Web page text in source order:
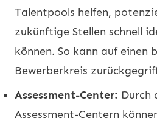
Talentpools helfen,
zukünftige Stellen schnell
können. So kann auf einen
Bewerberkreis
Assessment-Center: Durch
Assessment-Centern